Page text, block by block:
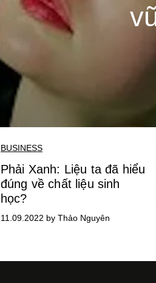
BUSINESS
Phải Xanh: Liệu ta đã hiểu
đúng về chất liệu sinh
học?
11.09.2022 by Thảo Nguyên